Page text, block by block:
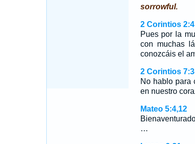
sorrowful.
2 Corintios 2:4
Pues por la
con muchas
conozcáis el
2 Corintios
No hablo para
en nuestro
Mateo 5:4,12
…